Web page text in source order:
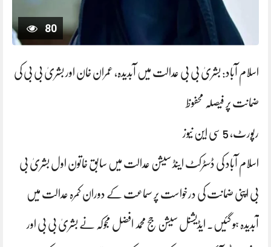
80
اسلام آباد: بشریٰ بی بی عدالت میں آبدیدہ، عمران خان اور بشریٰ بی بی کی
ضمانت پر فیصلہ محفوظ
رپورٹ، 5 سی این نیوز
اسلام آباد کی ڈسٹرکٹ اینڈ سیشن عدالت میں سابق خاتون اول بشریٰ بی
بی اپنی ضمانت کی درخواست پر سماعت کے دوران کمرہ عدالت میں
آبدیدہ ہو گئیں۔ ایڈیشنل سیشن جج محمد افضل مجوکہ نے بشریٰ بی بی اور